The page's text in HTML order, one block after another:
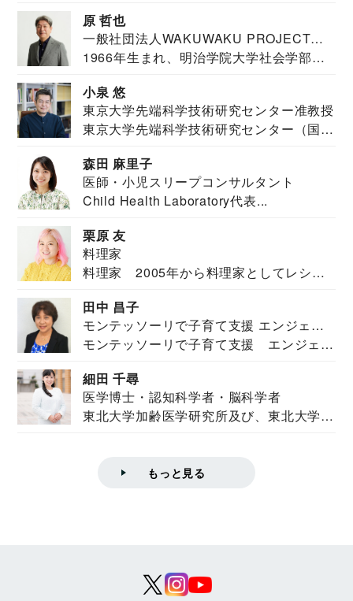
原 哲也
一般社団法人WAKUWAKU PROJECT
JAPAN代表・言語聴覚士・社会福祉士
1966年生まれ、明治学院大学社会学部福
小泉 悠
東京大学先端科学技術研究センター准教授
東京大学先端科学技術研究センター（国際
森田 麻里子
医師・小児スリープコンサルタント
Child Health Laboratory代表...
栗原 友
料理家
料理家 2005年から料理家としてレシピ
田中 昌子
モンテッソーリで子育て支援 エンジェル
ズハウス研究所所長
モンテッソーリで子育て支援 エンジェル
細田 千尋
医学博士・認知科学者・脳科学者
東北大学加齢医学研究所及び、東北大学大
もっと見る